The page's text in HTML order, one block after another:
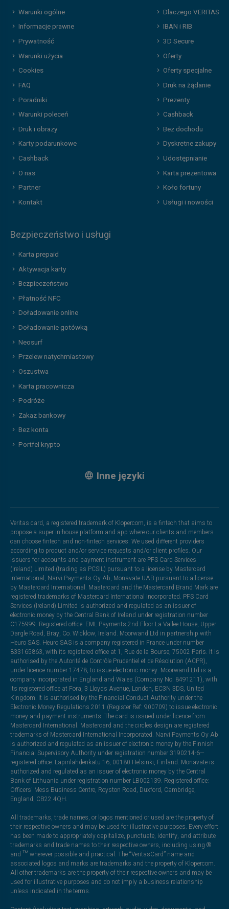
Warunki ogólne
Informacje prawne
Prywatność
Warunki użycia
Cookies
FAQ
Poradniki
Warunki poleceń
Druk i obrazy
Karty podarunkowe
Cashback
O nas
Partner
Kontakt
Dlaczego VERITAS
IBAN i RIB
3D Secure
Oferty
Oferty specjalne
Druk na żądanie
Prezenty
Cashback
Bez dochodu
Dyskretne zakupy
Udostępnianie
Karta prezentowa
Koło fortuny
Usługi i nowości
Bezpieczeństwo i usługi
Karta prepaid
Aktywacja karty
Bezpieczeństwo
Płatność NFC
Doładowanie online
Doładowanie gotówką
Neosurf
Przelew natychmiastowy
Oszustwa
Karta pracownicza
Podróże
Zakaz bankowy
Bez konta
Portfel krypto
Inne języki
Veritas card, a registered trademark of Klopercom, is a fintech that aims to
propose a super in-house platform and app where our clients and members
can choose fintech and non-fintech services. We used different providers
according to product and/or service requests and/or client profiles. Our
issuers for accounts and payment instrument are PFS Card Services
(Ireland) Limited (trading as PCSIL) pursuant to a license by Mastercard
International, Narvi Payments Oy Ab, Monavate UAB pursuant to a license
by Mastercard International. Mastercard and the Mastercard Brand Mark are
registered trademarks of Mastercard International Incorporated. PFS Card
Services (Ireland) Limited is authorized and regulated as an issuer of
electronic money by the Central Bank of Ireland under registration number
C175999. Registered office: EML Payments,2nd Floor La Vallee House, Upper
Dargle Road, Bray, Co. Wicklow, Ireland. Moorwand Ltd in partnership with
Heuro SAS. Heuro SAS is a company registered in France under number
833165863, with its registered office at 1, Rue de la Bourse, 75002 Paris. It is
authorised by the Autorité de Contrôle Prudentiel et de Résolution (ACPR),
under licence number 17478, to issue electronic money. Moorwand Ltd is a
company incorporated in England and Wales (Company No. 8491211), with
its registered office at Fora, 3 Lloyds Avenue, London, EC3N 3DS, United
Kingdom. It is authorised by the Financial Conduct Authority under the
Electronic Money Regulations 2011 (Register Ref: 900709) to issue electronic
money and payment instruments. The card is issued under licence from
Mastercard International. Mastercard and the circles design are registered
trademarks of Mastercard International Incorporated. Narvi Payments Oy Ab
is authorized and regulated as an issuer of electronic money by the Finnish
Financial Supervisory Authority under registration number 3190214-6—
registered office: Lapinlahdenkatu 16, 00180 Helsinki, Finland. Monavate is
authorized and regulated as an issuer of electronic money by the Central
Bank of Lithuania under registration number LB002139. Registered office:
Officers' Mess Business Centre, Royston Road, Duxford, Cambridge,
England, CB22 4QH.
All trademarks, trade names, or logos mentioned or used are the property of
their respective owners and may be used for illustrative purposes. Every effort
has been made to appropriately capitalize, punctuate, identify, and attribute
trademarks and trade names to their respective owners, including using ®
and ™ wherever possible and practical. The “VeritasCard” name and
associated logos and marks are trademarks and the property of Klopercom.
All other trademarks are the property of their respective owners and may be
used for illustrative purposes and do not imply a business relationship
unless indicated in the terms.